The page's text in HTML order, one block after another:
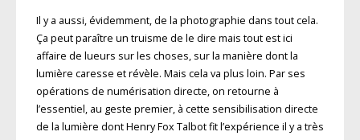
Il y a aussi, évidemment, de la photographie dans tout cela.
Ça peut paraître un truisme de le dire mais tout est ici
affaire de lueurs sur les choses, sur la manière dont la
lumière caresse et révèle. Mais cela va plus loin. Par ses
opérations de numérisation directe, on retourne à
l’essentiel, au geste premier, à cette sensibilisation directe
de la lumière dont Henry Fox Talbot fit l’expérience il y a très